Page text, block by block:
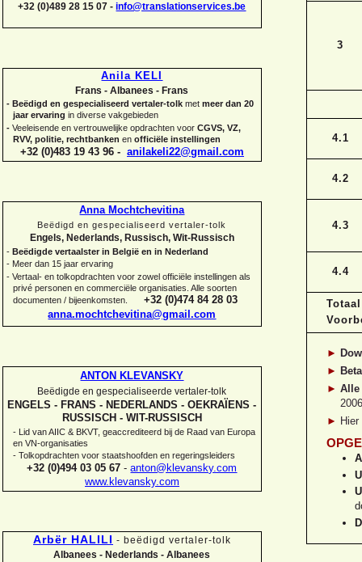
+32 (0)489 28 15 07 - info@translationservices.be
Anila KELI
Frans - Albanees - Frans
- Beëdigd en gespecialiseerd vertaler-tolk met meer dan 20
jaar ervaring in diverse vakgebieden
- Veeleisende en vertrouwelijke opdrachten voor CGVS, VZ,
RVV, politie, rechtbanken en officiële instellingen
+32 (0)483 19 43 96 - anilakeli22@gmail.com
Anna Mochtchevitina
Beëdigd en gespecialiseerd vertaler-tolk
Engels, Nederlands, Russisch, Wit-Russisch
- Beëdigde vertaalster in België en in Nederland
- Meer dan 15 jaar ervaring
- Vertaal- en tolkopdrachten voor zowel officiële instellingen als
privé personen en commerciële organisaties. Alle soorten
documenten / bijeenkomsten.
+32 (0)474 84 28 03
anna.mochtchevitina@gmail.com
ANTON KLEVANSKY
Beëdigde en gespecialiseerde vertaler-tolk
ENGELS - FRANS - NEDERLANDS - OEKRAÏENS -
RUSSISCH - WIT-RUSSISCH
- Lid van AIIC & BKVT, geaccrediteerd bij de Raad van Europa
en VN-organisaties
- Tolkopdrachten voor staatshoofden en regeringsleiders
+32 (0)494 03 05 67 - anton@klevansky.com
www.klevansky.com
Arbër HALILI - beëdigd vertaler-tolk
Albanees - Nederlands - Albanees
3
4.1
4.2
4.3
4.4
►
►
► Alle
►